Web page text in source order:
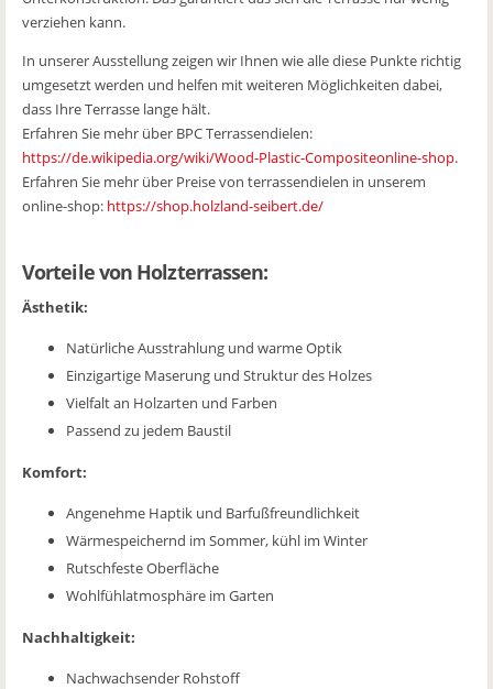
verziehen kann.
In unserer Ausstellung zeigen wir Ihnen wie alle diese Punkte richtig
umgesetzt werden und helfen mit weiteren Möglichkeiten dabei,
dass Ihre Terrasse lange hält.
Erfahren Sie mehr über BPC Terrassendielen:
https://de.wikipedia.org/wiki/Wood-Plastic-Compositeonline-shop.
Erfahren Sie mehr über Preise von terrassendielen in unserem
online-shop: https://shop.holzland-seibert.de/
Vorteile von Holzterrassen:
Ästhetik:
Natürliche Ausstrahlung und warme Optik
Einzigartige Maserung und Struktur des Holzes
Vielfalt an Holzarten und Farben
Passend zu jedem Baustil
Komfort:
Angenehme Haptik und Barfußfreundlichkeit
Wärmespeichernd im Sommer, kühl im Winter
Rutschfeste Oberfläche
Wohlfühlatmosphäre im Garten
Nachhaltigkeit:
Nachwachsender Rohstoff